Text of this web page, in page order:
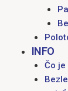
INFO
Čo